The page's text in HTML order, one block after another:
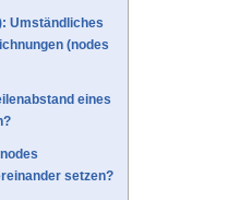
Umständliches
(nodes
eines
setzen?